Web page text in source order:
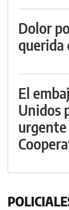
Dolor
querida
El
Unidos
urgente